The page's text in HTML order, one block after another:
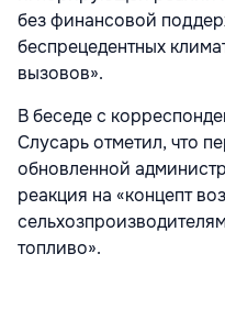
без финансовой
беспрецедентных
вызовов».
В беседе с
Слусарь отметил, что
обновленной
реакция на «концепт
топливо».